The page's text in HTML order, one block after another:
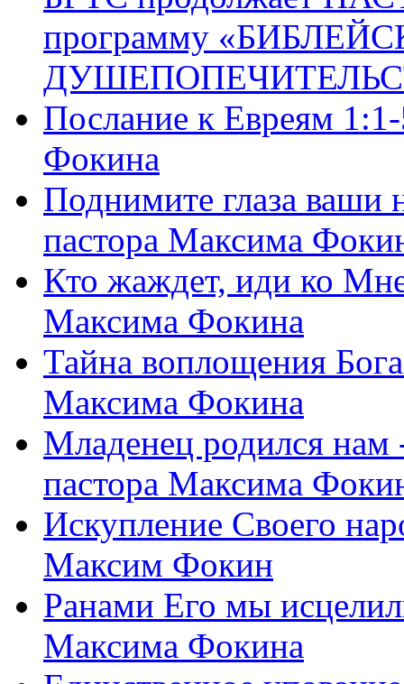
программу
Послание к Евреям
Фокина
Поднимите глаза ваши
пастора Максима
Кто жаждет, иди ко
Максима Фокина
Тайна воплощения
Максима Фокина
Младенец родился
пастора Максима
Искупление Своего
Максим Фокин
Ранами Его мы
Максима Фокина